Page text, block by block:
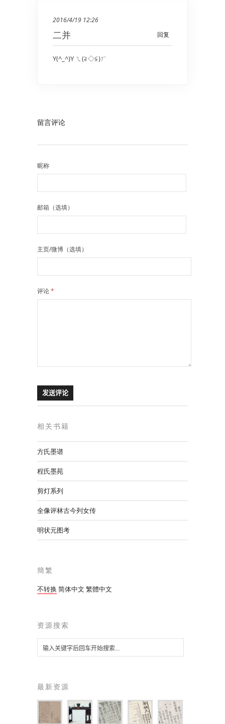
2016/4/19 12:26
回复
二并
Y(^_^)Y ㄟ(≧◇≦)ㄏ
留言评论
昵称
邮箱（选填）
主页/微博（选填）
评论*
相关书籍
方氏墨谱
程氏墨苑
剪灯系列
全像评林古今列女传
明状元图考
簡繁
不转换 简体中文 繁體中文
资源搜索
最新资源